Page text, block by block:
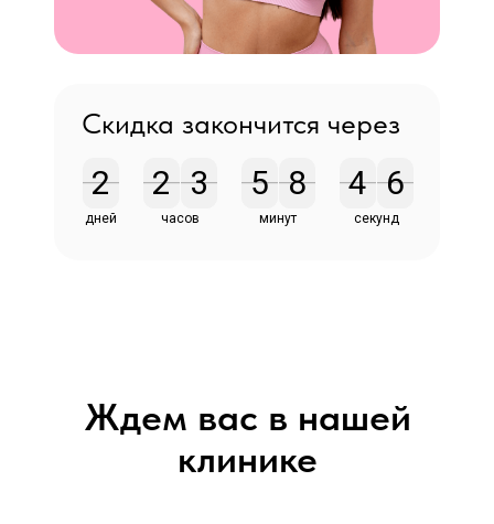
Скидка закончится через
2
2
дней
2
2 3
3
часов
5
5 9
8
8
9
минут
5
4
4
5 6
5
5
6
секунд
Ждем вас в нашей
клинике